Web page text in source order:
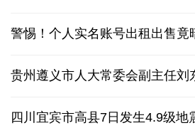
警惕！个人实名账号出租出售竟
贵州遵义市人大常委会副主任刘
四川宜宾市高县7日发生4.9级地